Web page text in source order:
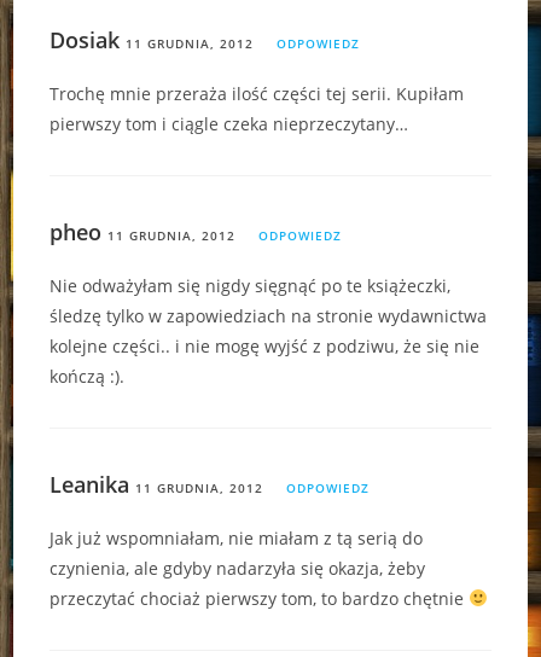
Dosiak 11 GRUDNIA, 2012 ODPOWIEDZ
Trochę mnie przeraża ilość części tej serii. Kupiłam
pierwszy tom i ciągle czeka nieprzeczytany…
pheo 11 GRUDNIA, 2012 ODPOWIEDZ
Nie odważyłam się nigdy sięgnąć po te książeczki,
śledzę tylko w zapowiedziach na stronie wydawnictwa
kolejne części.. i nie mogę wyjść z podziwu, że się nie
kończą :).
Leanika 11 GRUDNIA, 2012 ODPOWIEDZ
Jak już wspomniałam, nie miałam z tą serią do
czynienia, ale gdyby nadarzyła się okazja, żeby
przeczytać chociaż pierwszy tom, to bardzo chętnie